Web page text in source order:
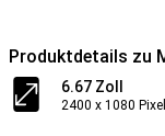
Produktdetails zu
6.67 Zoll
2400 x 1080 Pixel